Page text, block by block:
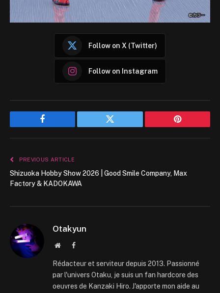
Follow on X (Twitter)
Follow on Instagram
Facebook Twitter Pinterest
PREVIOUS ARTICLE
Shizuoka Hobby Show 2026 | Good Smile Company, Max
Factory & KADOKAWA
Otakyun
WebsiteFacebook
Rédacteur et serviteur depuis 2013. Passionné
par l'univers Otaku, je suis un fan hardcore des
oeuvres de Kanzaki Hiro. J'apporte mon aide au